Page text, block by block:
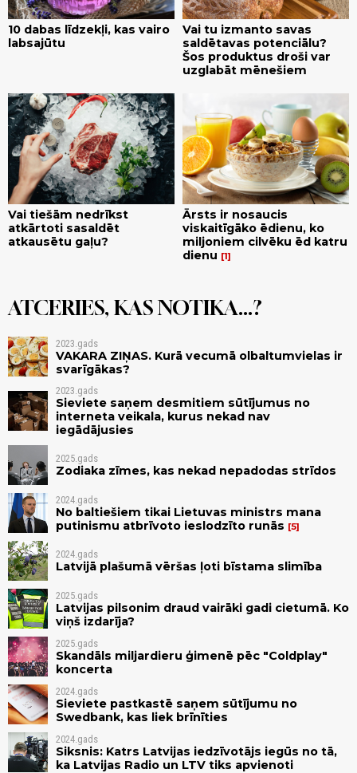
10 dabas līdzekļi, kas vairo
labsajūtu
Vai tu izmanto savas
saldētavas potenciālu?
Šos produktus droši var
uzglabāt mēnešiem
Vai tiešām nedrīkst
atkārtoti sasaldēt
atkausētu gaļu?
Ārsts ir nosaucis
viskaitīgāko ēdienu, ko
miljoniem cilvēku ēd katru
dienu
1
ATCERIES, KAS NOTIKA...?
2023.gads
VAKARA ZIŅAS. Kurā vecumā olbaltumvielas ir
svarīgākas?
2023.gads
Sieviete saņem desmitiem sūtījumus no
interneta veikala, kurus nekad nav
iegādājusies
2025.gads
Zodiaka zīmes, kas nekad nepadodas strīdos
2024.gads
No baltiešiem tikai Lietuvas ministrs mana
putinismu atbrīvoto ieslodzīto runās
5
2024.gads
Latvijā plašumā vēršas ļoti bīstama slimība
2025.gads
Latvijas pilsonim draud vairāki gadi cietumā. Ko
viņš izdarīja?
2025.gads
Skandāls miljardieru ģimenē pēc "Coldplay"
koncerta
2024.gads
Sieviete pastkastē saņem sūtījumu no
Swedbank, kas liek brīnīties
2024.gads
Siksnis: Katrs Latvijas iedzīvotājs iegūs no tā,
ka Latvijas Radio un LTV tiks apvienoti